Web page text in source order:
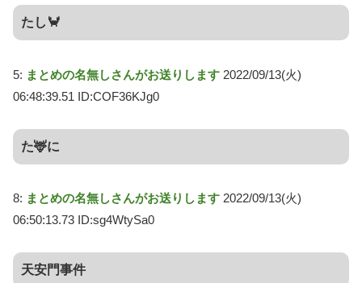
たし🦀
5: まとめの名無しさんがお送りします 2022/09/13(火)
06:48:39.51 ID:COF36KJg0
た🦌に
8: まとめの名無しさんがお送りします 2022/09/13(火)
06:50:13.73 ID:sg4WtySa0
天安門事件